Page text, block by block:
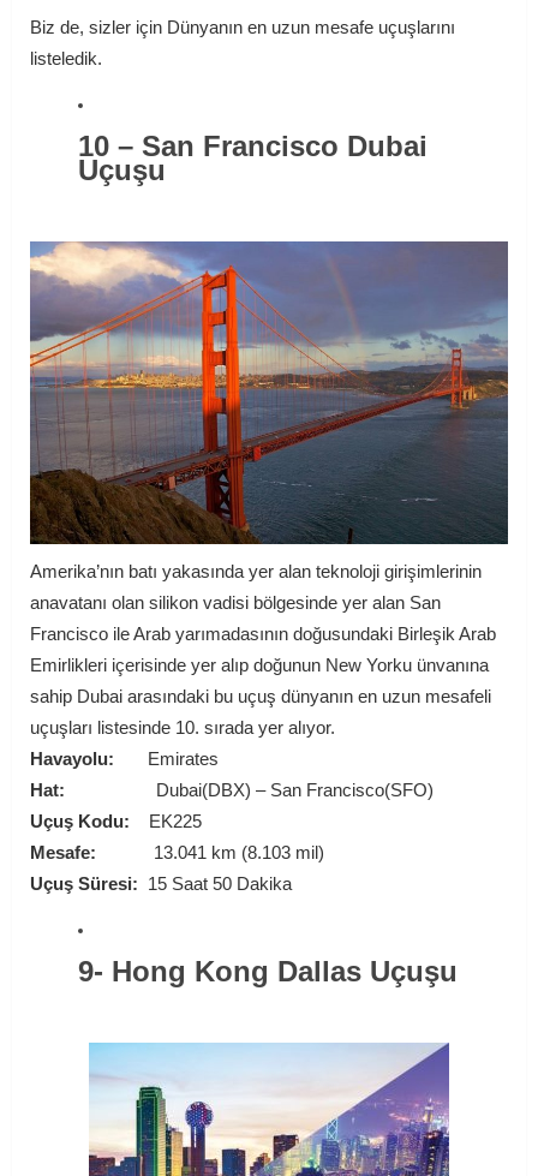
Biz de, sizler için Dünyanın en uzun mesafe uçuşlarını
listeledik.
10 – San Francisco Dubai
Uçuşu
Amerika’nın batı yakasında yer alan teknoloji girişimlerinin
anavatanı olan silikon vadisi bölgesinde yer alan San
Francisco ile Arab yarımadasının doğusundaki Birleşik Arab
Emirlikleri içerisinde yer alıp doğunun New Yorku ünvanına
sahip Dubai arasındaki bu uçuş dünyanın en uzun mesafeli
uçuşları listesinde 10. sırada yer alıyor.
Havayolu:
Emirates
Hat:
Dubai(DBX) – San Francisco(SFO)
Uçuş Kodu:
EK225
Mesafe: 13.041 km (8.103 mil)
Uçuş Süresi: 15 Saat 50 Dakika
9- Hong Kong Dallas Uçuşu